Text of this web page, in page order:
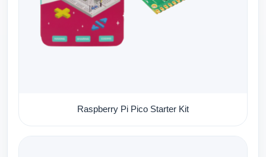
Raspberry Pi Pico Starter Kit